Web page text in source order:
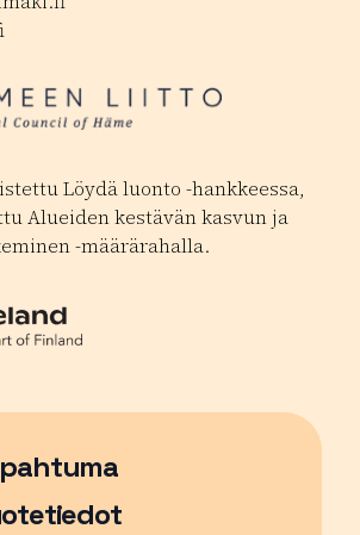
Löydä luonto -hankkeessa,
Alueiden kestävän kasvun ja
-määrärahalla.
uudessa ikkunassa